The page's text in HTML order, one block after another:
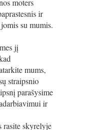
moters
ir
su mumis.
jį
mums,
straipsnio
parašysime
ir
rasite skyrelyje